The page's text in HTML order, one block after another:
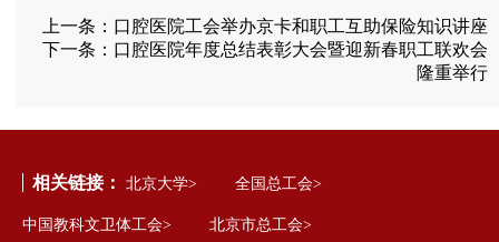
上一条： 口腔医院工会举办京卡和职工互助保险知识讲座
下一条： 口腔医院年度总结表彰大会暨迎新春职工联欢会
隆重举行
相关链接： 北京大学> 全国总工会>
中国教科文卫体工会> 北京市总工会>